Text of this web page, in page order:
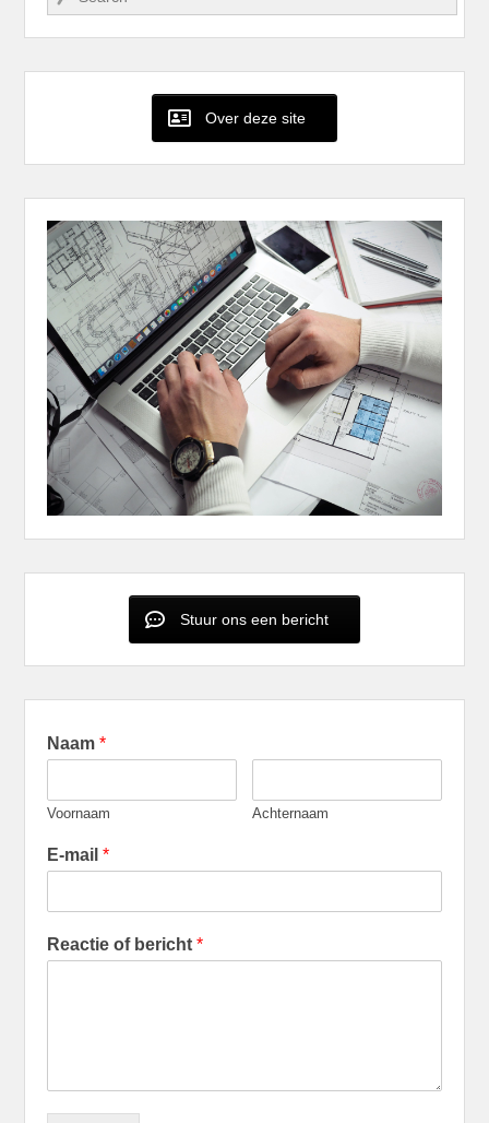
Over deze site
Stuur ons een bericht
Naam*
Voornaam Achternaam
E-mail*
Reactie of bericht*